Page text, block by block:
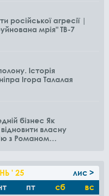
російської агресії |
мрія" ТВ-7
Історія
Ігора Талалая
бізнес Як
власну
з Романом
' 25
лис >
пт сб вс